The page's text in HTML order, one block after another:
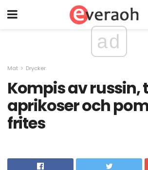
ad
Mat Drycker
Kompis av russin,
aprikoser och
frites